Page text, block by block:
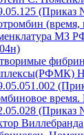
(Приказ
МЗ
(Приказ
Виллебранда